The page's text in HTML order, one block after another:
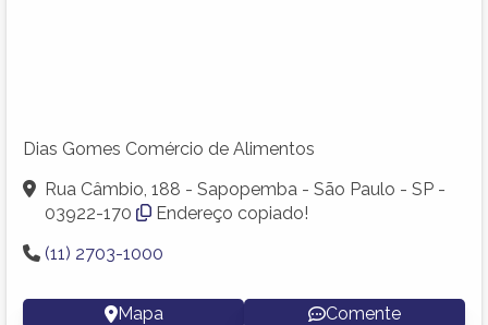
Dias Gomes Comércio de Alimentos
Rua Câmbio, 188 - Sapopemba - São Paulo - SP -
03922-170
Endereço copiado!
(11) 2703-1000
Mapa Comente